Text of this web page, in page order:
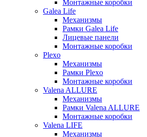
Монтажные коробки
Galea Life
Механизмы
Рамки Galea Life
Лицевые панели
Монтажные коробки
Plexo
Механизмы
Рамки Plexo
Монтажные коробки
Valena ALLURE
Механизмы
Рамки Valena ALLURE
Монтажные коробки
Valena LIFE
Механизмы